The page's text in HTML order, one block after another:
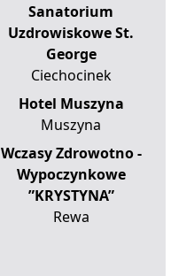
Sanatorium
Uzdrowiskowe St.
George
Ciechocinek
Hotel Muszyna
Muszyna
Wczasy Zdrowotno -
Wypoczynkowe
”KRYSTYNA”
Rewa